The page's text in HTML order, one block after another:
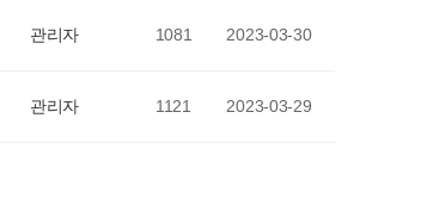
관리자 1081 2023-03-30
관리자 1121 2023-03-29